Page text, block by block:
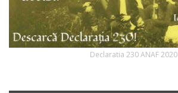
Declaratia 230 ANAF 2020